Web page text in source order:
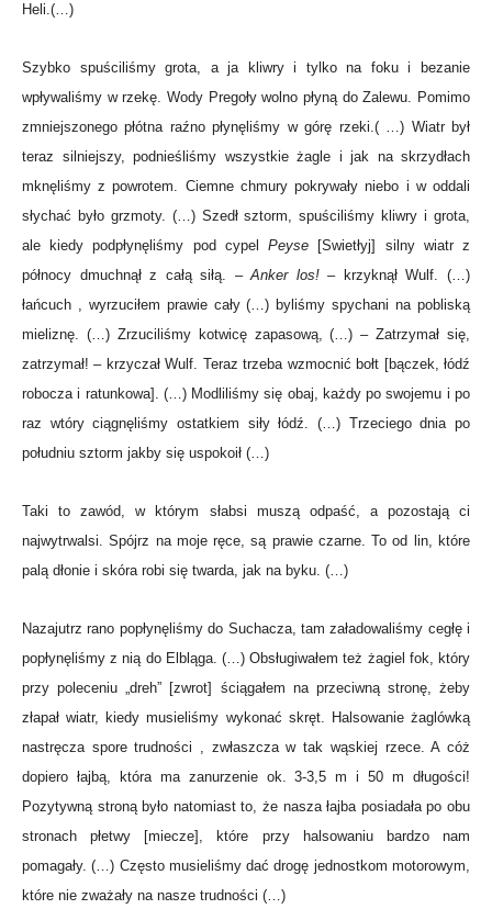
Heli.(…)
Szybko spuściliśmy grota, a ja kliwry i tylko na foku i bezanie
wpływaliśmy w rzekę. Wody Pregoły wolno płyną do Zalewu. Pomimo
zmniejszonego płótna raźno płynęliśmy w górę rzeki.( …) Wiatr był
teraz silniejszy, podnieśliśmy wszystkie żagle i jak na skrzydłach
mknęliśmy z powrotem. Ciemne chmury pokrywały niebo i w oddali
słychać było grzmoty. (…) Szedł sztorm, spuściliśmy kliwry i grota,
ale kiedy podpłynęliśmy pod cypelPeyse
[Swietłyj] silny wiatr z
północy dmuchnął z całą siłą. –Anker los!– krzyknął Wulf. (…)
łańcuch , wyrzuciłem prawie cały (…) byliśmy spychani na pobliską
mieliznę. (…) Zrzuciliśmy kotwicę zapasową, (…) – Zatrzymał się,
zatrzymał! – krzyczał Wulf. Teraz trzeba wzmocnić bołt [bączek, łódź
robocza i ratunkowa]. (…) Modliliśmy się obaj, każdy po swojemu i po
raz wtóry ciągnęliśmy ostatkiem siły łódź. (…) Trzeciego dnia po
południu sztorm jakby się uspokoił (…)
Taki to zawód, w którym słabsi muszą odpaść, a pozostają ci
najwytrwalsi. Spójrz na moje ręce, są prawie czarne. To od lin, które
palą dłonie i skóra robi się twarda, jak na byku. (…)
Nazajutrz rano popłynęliśmy do Suchacza, tam załadowaliśmy cegłę i
popłynęliśmy z nią do Elbląga. (…) Obsługiwałem też żagiel fok, który
przy poleceniu „dreh” [zwrot] ściągałem na przeciwną stronę, żeby
złapał wiatr, kiedy musieliśmy wykonać skręt. Halsowanie żaglówką
nastręcza spore trudności , zwłaszcza w tak wąskiej rzece. A cóż
dopiero łajbą, która ma zanurzenie ok. 3-3,5 m i 50 m długości!
Pozytywną stroną było natomiast to, że nasza łajba posiadała po obu
stronach płetwy [miecze], które przy halsowaniu bardzo nam
pomagały. (…) Często musieliśmy dać drogę jednostkom motorowym,
które nie zważały na nasze trudności (…)